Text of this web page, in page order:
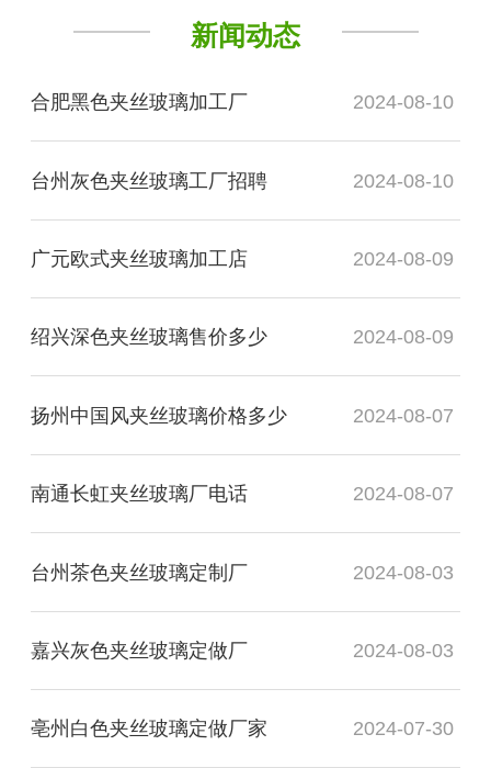
新闻动态
合肥黑色夹丝玻璃加工厂 2024-08-10
台州灰色夹丝玻璃工厂招聘 2024-08-10
广元欧式夹丝玻璃加工店 2024-08-09
绍兴深色夹丝玻璃售价多少 2024-08-09
扬州中国风夹丝玻璃价格多少 2024-08-07
南通长虹夹丝玻璃厂电话 2024-08-07
台州茶色夹丝玻璃定制厂 2024-08-03
嘉兴灰色夹丝玻璃定做厂 2024-08-03
亳州白色夹丝玻璃定做厂家 2024-07-30